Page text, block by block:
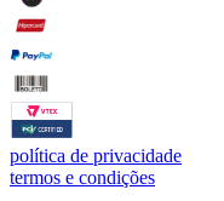
política de privacidade
termos e condições